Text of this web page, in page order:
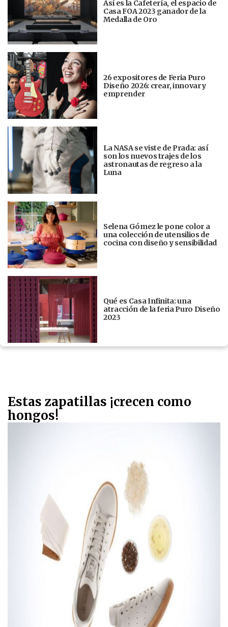
Así es la Cafetería, el espacio de
Casa FOA 2023 ganador de la
Medalla de Oro
26 expositores de Feria Puro
Diseño 2026: crear, innovar y
emprender
La NASA se viste de Prada: así
son los nuevos trajes de los
astronautas de regreso a la
Luna
Selena Gómez le pone color a
una colección de utensilios de
cocina con diseño y sensibilidad
Qué es Casa Infinita: una
atracción de la feria Puro Diseño
2023
Estas zapatillas ¡crecen como
hongos!